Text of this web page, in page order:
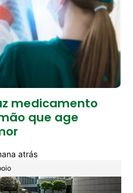
medicamento
que age
atrás